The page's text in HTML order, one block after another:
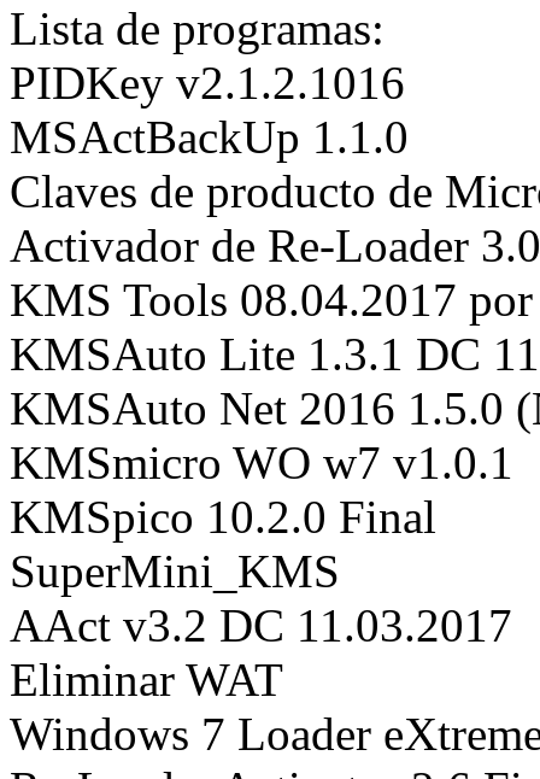
Lista de programas:
PIDKey v2.1.2.1016
MSActBackUp 1.1.0
Claves de producto de
Activador de Re-Loader
KMS Tools 08.04.2017
KMSAuto Lite 1.3.1 DC
KMSAuto Net 2016 1.5.0
KMSmicro WO w7 v1.0.1
KMSpico 10.2.0 Final
SuperMini_KMS
AAct v3.2 DC 11.03.2017
Eliminar WAT
Windows 7 Loader